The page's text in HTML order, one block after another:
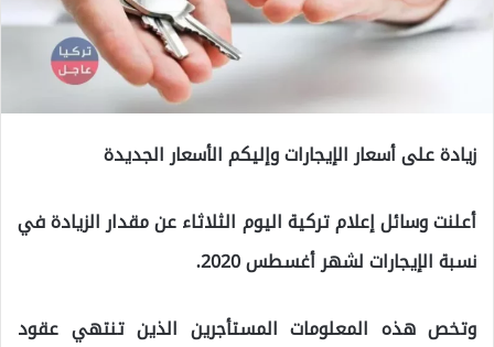
زيادة على أسعار الإيجارات وإليكم الأسعار الجديدة
أعلنت وسائل إعلام تركية اليوم الثلاثاء عن مقدار الزيادة في
نسبة الإيجارات لشهر أغسطس 2020.
وتخص هذه المعلومات المستأجرين الذين تنتهي عقود